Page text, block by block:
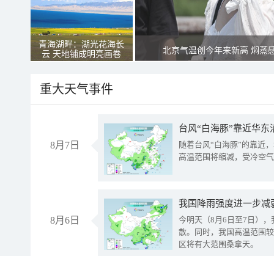
青海湖畔：湖光花海长
云 天地铺成明亮画卷
北京气温创今年来新高 焖蒸
重大天气事件
8月7日
台风“白海豚”靠近华
随着台风“白海豚”的靠近
高温范围将缩减，受冷空
8月6日
今明天（8月6日至7日）
散。同时，我国高温范围
区将有大范围桑拿天。